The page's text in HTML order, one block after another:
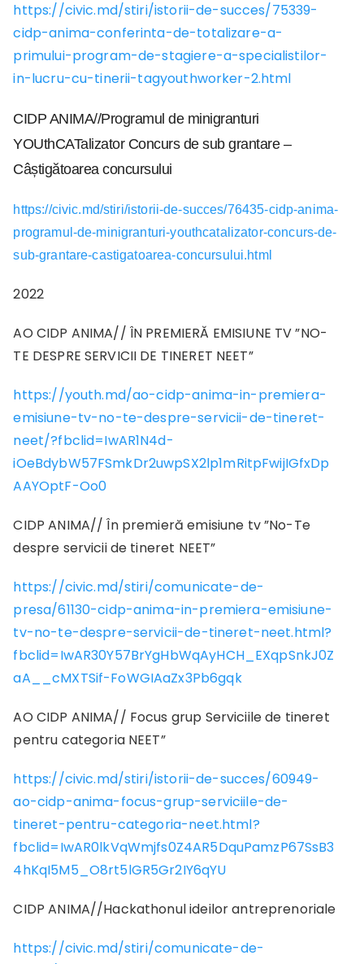
https://civic.md/stiri/istorii-de-succes/75339-
cidp-anima-conferinta-de-totalizare-a-
primului-program-de-stagiere-a-specialistilor-
in-lucru-cu-tinerii-tagyouthworker-2.html
CIDP ANIMA//Programul de minigranturi
YOUthCATalizator Concurs de sub grantare –
Câștigătoarea concursului
https://civic.md/stiri/istorii-de-succes/76435-cidp-anima-
programul-de-minigranturi-youthcatalizator-concurs-de-
sub-grantare-castigatoarea-concursului.html
2022
AO CIDP ANIMA// ÎN PREMIERĂ EMISIUNE TV ”NO-
TE DESPRE SERVICII DE TINERET NEET”
https://youth.md/ao-cidp-anima-in-premiera-
emisiune-tv-no-te-despre-servicii-de-tineret-
neet/?fbclid=IwAR1N4d-
iOeBdybW57FSmkDr2uwpSX2lp1mRitpFwijIGfxDp
AAYOptF-Oo0
CIDP ANIMA// În premieră emisiune tv ”No-Te
despre servicii de tineret NEET”
https://civic.md/stiri/comunicate-de-
presa/61130-cidp-anima-in-premiera-emisiune-
tv-no-te-despre-servicii-de-tineret-neet.html?
fbclid=IwAR30Y57BrYgHbWqAyHCH_EXqpSnkJ0Z
aA__cMXTSif-FoWGIAaZx3Pb6gqk
AO CIDP ANIMA// Focus grup Serviciile de tineret
pentru categoria NEET”
https://civic.md/stiri/istorii-de-succes/60949-
ao-cidp-anima-focus-grup-serviciile-de-
tineret-pentru-categoria-neet.html?
fbclid=IwAR0lkVqWmjfs0Z4AR5DquPamzP67SsB3
4hKqI5M5_O8rt5lGR5Gr2IY6qYU
CIDP ANIMA//Hackathonul ideilor antreprenoriale
https://civic.md/stiri/comunicate-de-